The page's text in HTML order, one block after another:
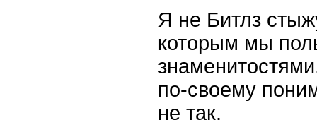
Я не Битлз
которым мы
по-своему
не так.